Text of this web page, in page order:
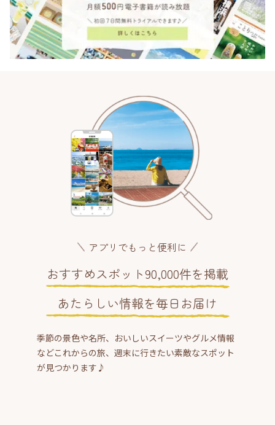
アプリでもっと便利に
おすすめスポット90,000件を掲載
あたらしい情報を毎日お届け
季節の景色や名所、おいしいスイーツやグルメ情報
などこれからの旅、週末に行きたい素敵なスポット
が見つかります♪